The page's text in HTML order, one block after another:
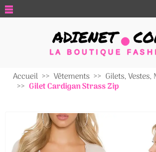
Accueil Vêtements Gilets,
Gilet Cardigan Strass Zip